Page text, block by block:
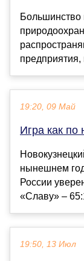
Большинство
предприятия,
19:20, 09 Май
Игра как по
нынешнем
России
«Славу» –
19:50, 13 Июл